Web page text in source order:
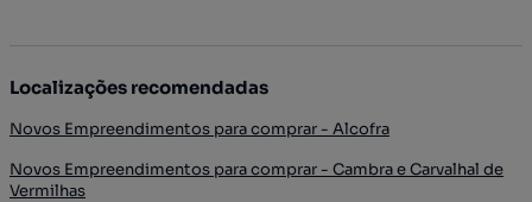
Localizações recomendadas
Novos Empreendimentos para comprar - Alcofra
Novos Empreendimentos para comprar - Cambra e Carvalhal de
Vermilhas